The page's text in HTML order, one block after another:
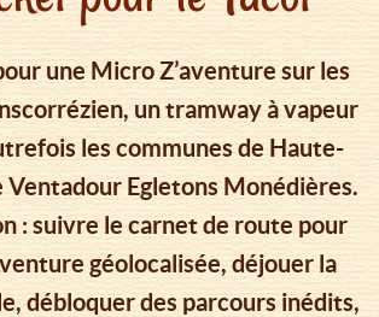
une Micro Z’aventure sur les
un tramway à vapeur
les communes de Haute-
Ventadour Egletons Monédières.
: suivre le carnet de route pour
géolocalisée, déjouer la
débloquer des parcours inédits,